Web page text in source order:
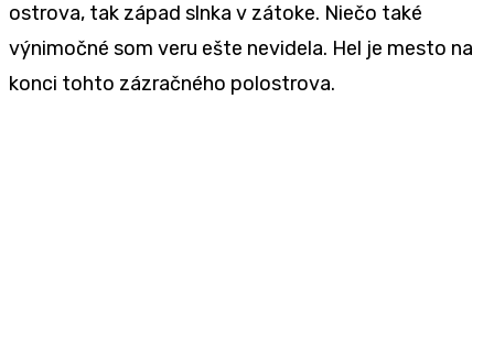
ostrova, tak západ slnka v zátoke. Niečo také
výnimočné som veru ešte nevidela. Hel je mesto na
konci tohto zázračného polostrova.